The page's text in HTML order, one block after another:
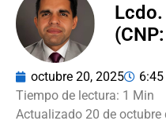
octubre 20, 2025
Actualizado 20 de octubre